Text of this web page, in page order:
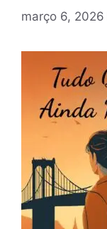
março 6, 2026